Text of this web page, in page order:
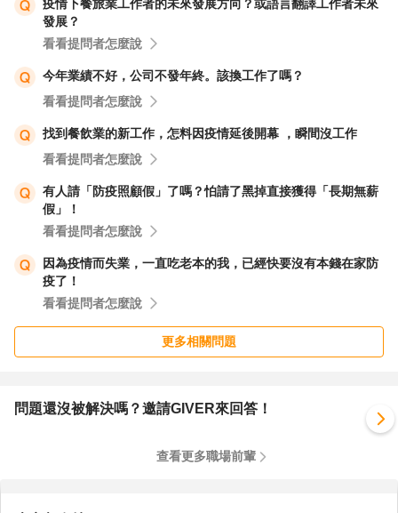
疫情下餐旅業工作者的未來發展方向？或語言翻譯工作者未來
發展？
看看提問者怎麼說
今年業績不好，公司不發年終。該換工作了嗎？
看看提問者怎麼說
找到餐飲業的新工作，怎料因疫情延後開幕 ，瞬間沒工作
看看提問者怎麼說
有人請「防疫照顧假」了嗎？怕請了黑掉直接獲得「長期無薪
假」！
看看提問者怎麼說
因為疫情而失業，一直吃老本的我，已經快要沒有本錢在家防
疫了！
看看提問者怎麼說
更多相關問題
問題還沒被解決嗎？邀請GIVER來回答！
查看更多職場前輩